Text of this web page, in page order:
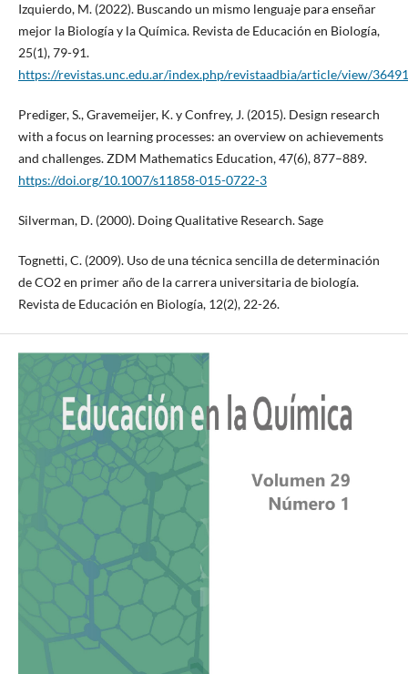
Izquierdo, M. (2022). Buscando un mismo lenguaje para enseñar
mejor la Biología y la Química. Revista de Educación en Biología,
25(1), 79-91.
https://revistas.unc.edu.ar/index.php/revistaadbia/article/view/36491
Prediger, S., Gravemeijer, K. y Confrey, J. (2015). Design research
with a focus on learning processes: an overview on achievements
and challenges. ZDM Mathematics Education, 47(6), 877–889.
https://doi.org/10.1007/s11858-015-0722-3
Silverman, D. (2000). Doing Qualitative Research. Sage
Tognetti, C. (2009). Uso de una técnica sencilla de determinación
de CO2 en primer año de la carrera universitaria de biología.
Revista de Educación en Biología, 12(2), 22-26.